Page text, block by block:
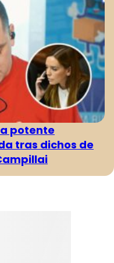
potente
tras dichos de